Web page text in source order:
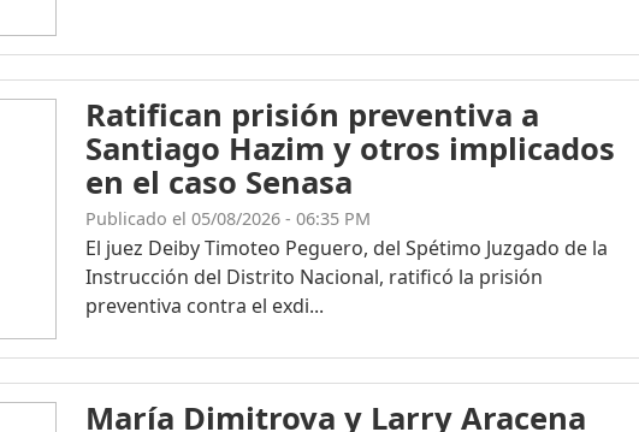
Ratifican prisión preventiva a
Santiago Hazim y otros implicados
en el caso Senasa
Publicado el 05/08/2026 - 06:35 PM
El juez Deiby Timoteo Peguero, del Spétimo Juzgado de la
Instrucción del Distrito Nacional, ratificó la prisión
preventiva contra el exdi...
María Dimitrova y Larry Aracena